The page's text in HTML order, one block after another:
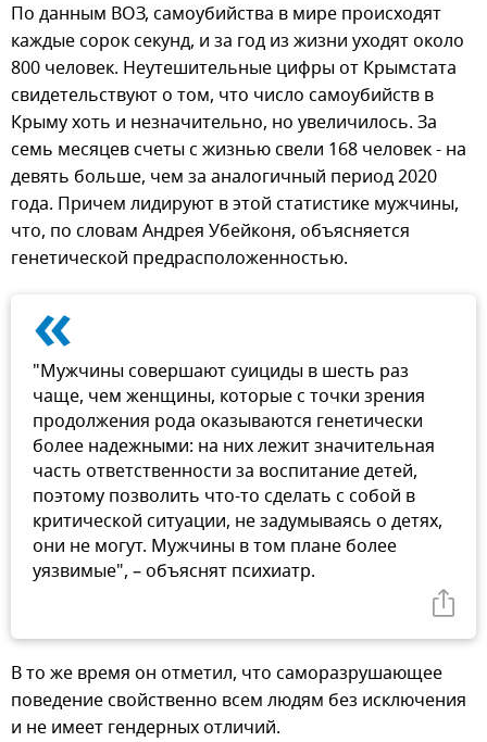
По данным ВОЗ, самоубийства в мире происходят
каждые сорок секунд, и за год из жизни уходят около
800 человек. Неутешительные цифры от Крымстата
свидетельствуют о том, что число самоубийств в
Крыму хоть и незначительно, но увеличилось. За
семь месяцев счеты с жизнью свели 168 человек - на
девять больше, чем за аналогичный период 2020
года. Причем лидируют в этой статистике мужчины,
что, по словам Андрея Убейконя, объясняется
генетической предрасположенностью.
«
"Мужчины совершают суициды в шесть раз
чаще, чем женщины, которые с точки зрения
продолжения рода оказываются генетически
более надежными: на них лежит значительная
часть ответственности за воспитание детей,
поэтому позволить что-то сделать с собой в
критической ситуации, не задумываясь о детях,
они не могут. Мужчины в том плане более
уязвимые", – объяснят психиатр.
В то же время он отметил, что саморазрушающее
поведение свойственно всем людям без исключения
и не имеет гендерных отличий.